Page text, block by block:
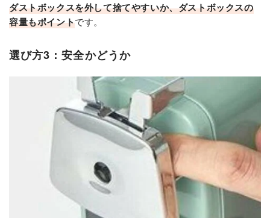
ダストボックスを外して捨てやすいか、ダストボックスの
容量もポイントです。
選び方3：安全かどうか